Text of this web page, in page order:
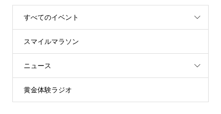
すべてのイベント
スマイルマラソン
ニュース
黄金体験ラジオ